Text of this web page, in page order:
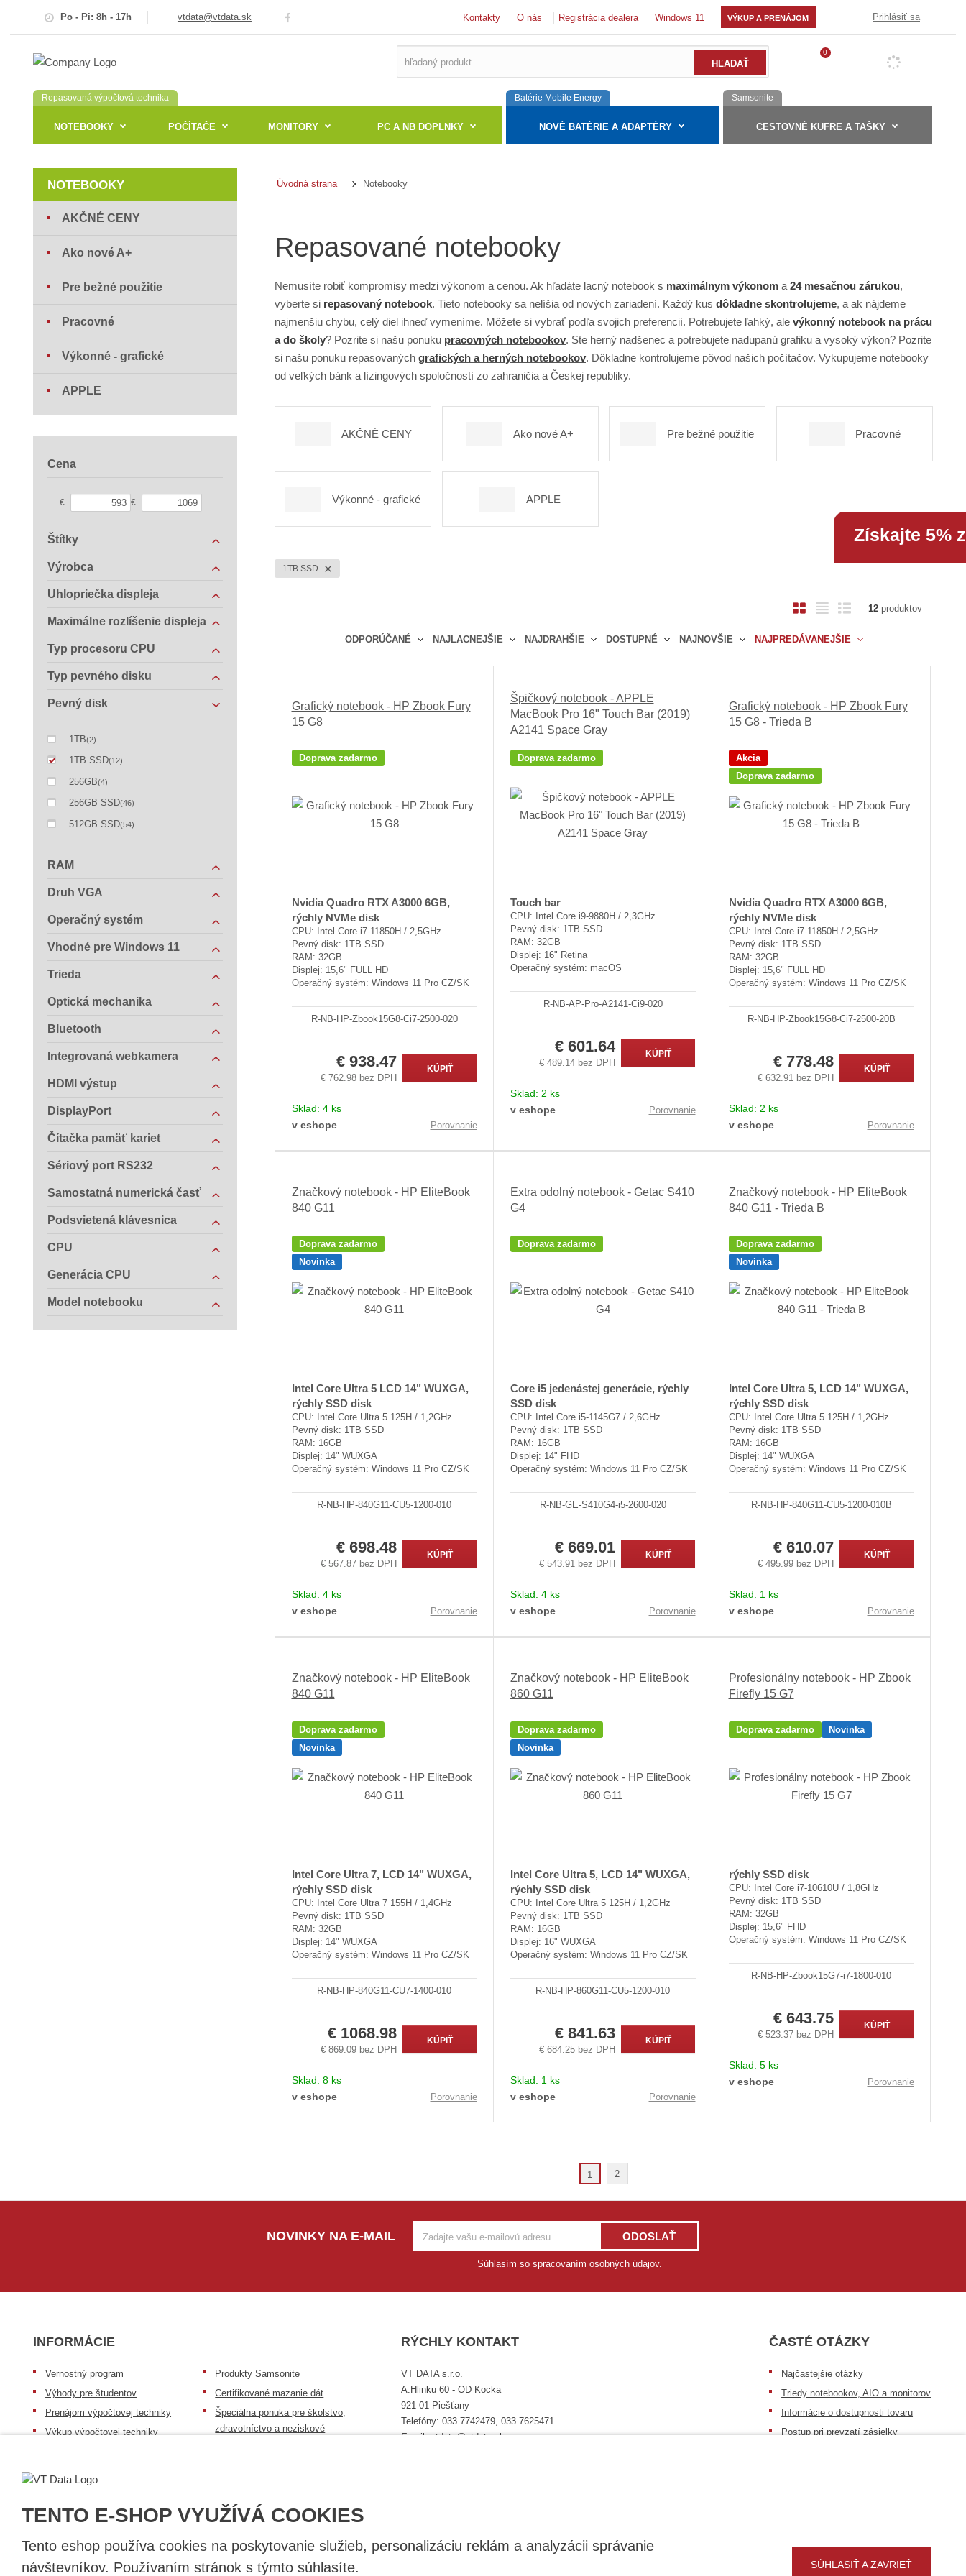
TENTO E-SHOP VYUŽÍVÁ COOKIES
Tento eshop používa cookies na poskytovanie služieb, personalizáciu reklám a analyzácii správanie
návštevníkov. Používaním stránok s týmto súhlasíte.
SÚHLASIŤ A ZAVRIEŤ
Po - Pi: 8h - 17h vtdata@vtdata.sk Kontakty O nás Registrácia dealera Windows 11 VÝKUP A PRENÁJOM Prihlásiť sa
0
Repasovaná výpočtová technika
NOTEBOOKY POČÍTAČE MONITORY PC A NB DOPLNKY
Batérie Mobile Energy
NOVÉ BATÉRIE A ADAPTÉRY
Samsonite
CESTOVNÉ KUFRE A TAŠKY
Úvodná strana Notebooky
Repasované notebooky
Nemusíte robiť kompromisy medzi výkonom a cenou. Ak hľadáte lacný notebook s maximálnym výkonom a 24 mesačnou zárukou,
vyberte si repasovaný notebook. Tieto notebooky sa nelíšia od nových zariadení. Každý kus dôkladne skontrolujeme, a ak nájdeme
najmenšiu chybu, celý diel ihneď vymeníme. Môžete si vybrať podľa svojich preferencií. Potrebujete ľahký, ale výkonný notebook na prácu
a do školy? Pozrite si našu ponuku pracovných notebookov. Ste herný nadšenec a potrebujete nadupanú grafiku a vysoký výkon? Pozrite
si našu ponuku repasovaných grafických a herných notebookov. Dôkladne kontrolujeme pôvod našich počítačov. Vykupujeme notebooky
od veľkých bánk a lízingových spoločností zo zahraničia a Českej republiky.
AKČNÉ CENY Ako nové A+ Pre bežné použitie Pracovné
Výkonné - grafické APPLE
1TB SSD
ODPORÚČANÉ NAJLACNEJŠIE NAJDRAHŠIE DOSTUPNÉ NAJNOVŠIE NAJPREDÁVANEJŠIE
z
e
n
d
k
r
o
v
ý
p
i
T
b
o
p
i
v
i
s
12produktov
Grafický notebook - HP Zbook Fury
15 G8
Doprava zadarmo
Nvidia Quadro RTX A3000 6GB,
rýchly NVMe disk
CPU: Intel Core i7-11850H / 2,5GHz
Pevný disk: 1TB SSD
RAM: 32GB
Displej: 15,6" FULL HD
Operačný systém: Windows 11 Pro CZ/SK
R-NB-HP-Zbook15G8-Ci7-2500-020
€ 938.47
€ 762.98 bez DPH
KÚPIŤ
Sklad: 4 ks
v eshope
Porovnanie
Špičkový notebook - APPLE
MacBook Pro 16" Touch Bar (2019)
A2141 Space Gray
Doprava zadarmo
Touch bar
CPU: Intel Core i9-9880H / 2,3GHz
Pevný disk: 1TB SSD
RAM: 32GB
Displej: 16" Retina
Operačný systém: macOS
R-NB-AP-Pro-A2141-Ci9-020
€ 601.64
€ 489.14 bez DPH
KÚPIŤ
Sklad: 2 ks
v eshope
Porovnanie
Grafický notebook - HP Zbook Fury
15 G8 - Trieda B
Akcia
Doprava zadarmo
Nvidia Quadro RTX A3000 6GB,
rýchly NVMe disk
CPU: Intel Core i7-11850H / 2,5GHz
Pevný disk: 1TB SSD
RAM: 32GB
Displej: 15,6" FULL HD
Operačný systém: Windows 11 Pro CZ/SK
R-NB-HP-Zbook15G8-Ci7-2500-20B
€ 778.48
€ 632.91 bez DPH
KÚPIŤ
Sklad: 2 ks
v eshope
Porovnanie
Značkový notebook - HP EliteBook
840 G11
Doprava zadarmo
Novinka
Intel Core Ultra 5 LCD 14" WUXGA,
rýchly SSD disk
CPU: Intel Core Ultra 5 125H / 1,2GHz
Pevný disk: 1TB SSD
RAM: 16GB
Displej: 14" WUXGA
Operačný systém: Windows 11 Pro CZ/SK
R-NB-HP-840G11-CU5-1200-010
€ 698.48
€ 567.87 bez DPH
KÚPIŤ
Sklad: 4 ks
v eshope
Porovnanie
Extra odolný notebook - Getac S410
G4
Doprava zadarmo
Core i5 jedenástej generácie, rýchly
SSD disk
CPU: Intel Core i5-1145G7 / 2,6GHz
Pevný disk: 1TB SSD
RAM: 16GB
Displej: 14" FHD
Operačný systém: Windows 11 Pro CZ/SK
R-NB-GE-S410G4-i5-2600-020
€ 669.01
€ 543.91 bez DPH
KÚPIŤ
Sklad: 4 ks
v eshope
Porovnanie
Značkový notebook - HP EliteBook
840 G11 - Trieda B
Doprava zadarmo
Novinka
Intel Core Ultra 5, LCD 14" WUXGA,
rýchly SSD disk
CPU: Intel Core Ultra 5 125H / 1,2GHz
Pevný disk: 1TB SSD
RAM: 16GB
Displej: 14" WUXGA
Operačný systém: Windows 11 Pro CZ/SK
R-NB-HP-840G11-CU5-1200-010B
€ 610.07
€ 495.99 bez DPH
KÚPIŤ
Sklad: 1 ks
v eshope
Porovnanie
Značkový notebook - HP EliteBook
840 G11
Doprava zadarmo
Novinka
Intel Core Ultra 7, LCD 14" WUXGA,
rýchly SSD disk
CPU: Intel Core Ultra 7 155H / 1,4GHz
Pevný disk: 1TB SSD
RAM: 32GB
Displej: 14" WUXGA
Operačný systém: Windows 11 Pro CZ/SK
R-NB-HP-840G11-CU7-1400-010
€ 1068.98
€ 869.09 bez DPH
KÚPIŤ
Sklad: 8 ks
v eshope
Porovnanie
Značkový notebook - HP EliteBook
860 G11
Doprava zadarmo
Novinka
Intel Core Ultra 5, LCD 14" WUXGA,
rýchly SSD disk
CPU: Intel Core Ultra 5 125H / 1,2GHz
Pevný disk: 1TB SSD
RAM: 16GB
Displej: 16" WUXGA
Operačný systém: Windows 11 Pro CZ/SK
R-NB-HP-860G11-CU5-1200-010
€ 841.63
€ 684.25 bez DPH
KÚPIŤ
Sklad: 1 ks
v eshope
Porovnanie
Profesionálny notebook - HP Zbook
Firefly 15 G7
Doprava zadarmo Novinka
rýchly SSD disk
CPU: Intel Core i7-10610U / 1,8GHz
Pevný disk: 1TB SSD
RAM: 32GB
Displej: 15,6" FHD
Operačný systém: Windows 11 Pro CZ/SK
R-NB-HP-Zbook15G7-i7-1800-010
€ 643.75
€ 523.37 bez DPH
KÚPIŤ
Sklad: 5 ks
v eshope
Porovnanie
1 2
NOTEBOOKY
AKČNÉ CENY
Ako nové A+
Pre bežné použitie
Pracovné
Výkonné - grafické
APPLE
Cena
€ €
Štítky
Výrobca
Uhlopriečka displeja
Maximálne rozlíšenie displeja
Typ procesoru CPU
Typ pevného disku
Pevný disk
1TB(2)
1TB SSD(12)
256GB(4)
256GB SSD(46)
512GB SSD(54)
RAM
Druh VGA
Operačný systém
Vhodné pre Windows 11
Trieda
Optická mechanika
Bluetooth
Integrovaná webkamera
HDMI výstup
DisplayPort
Čítačka pamäť kariet
Sériový port RS232
Samostatná numerická časť
Podsvietená klávesnica
CPU
Generácia CPU
Model notebooku
NOVINKY NA E-MAIL ODOSLAŤ
Súhlasím so spracovaním osobných údajov.
INFORMÁCIE
Vernostný program
Výhody pre študentov
Prenájom výpočtovej techniky
Výkup výpočtovej techniky
Produkty Samsonite
Certifikované mazanie dát
Špeciálna ponuka pre školstvo,
zdravotníctvo a neziskové
Všeobecné informácie
Získajte 5%
RÝCHLY KONTAKT
VT DATA s.r.o.
A.Hlinku 60 - OD Kocka
921 01 Piešťany
Telefóny: 033 7742479, 033 7625471
Email: vtdata@vtdata.sk
ČASTÉ OTÁZKY
Najčastejšie otázky
Triedy notebookov, AIO a monitorov
Informácie o dostupnosti tovaru
Postup pri prevzatí zásielky